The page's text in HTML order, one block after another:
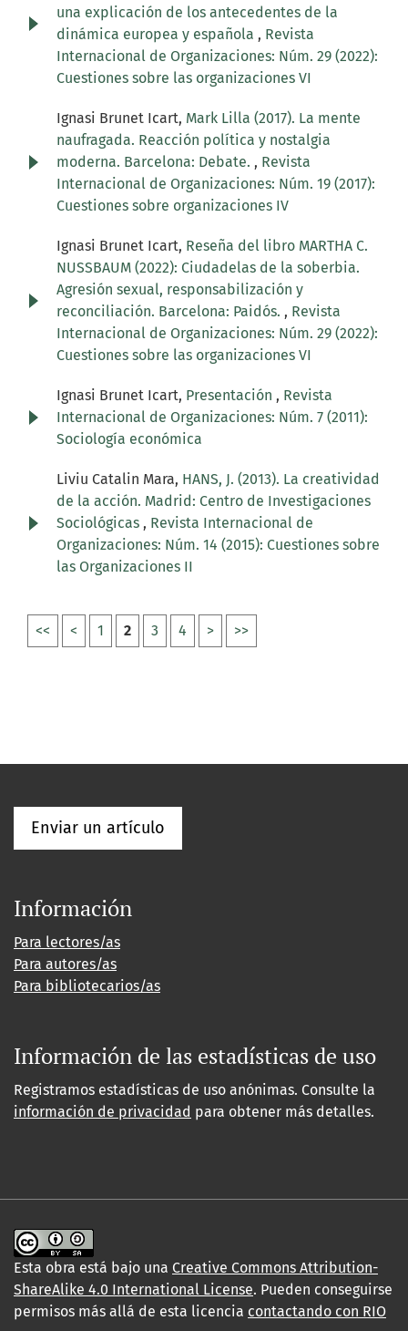
una explicación de los antecedentes de la
dinámica europea y española , Revista
Internacional de Organizaciones: Núm. 29 (2022):
Cuestiones sobre las organizaciones VI
Ignasi Brunet Icart, Mark Lilla (2017). La mente
naufragada. Reacción política y nostalgia
moderna. Barcelona: Debate. , Revista
Internacional de Organizaciones: Núm. 19 (2017):
Cuestiones sobre organizaciones IV
Ignasi Brunet Icart, Reseña del libro MARTHA C.
NUSSBAUM (2022): Ciudadelas de la soberbia.
Agresión sexual, responsabilización y
reconciliación. Barcelona: Paidós. , Revista
Internacional de Organizaciones: Núm. 29 (2022):
Cuestiones sobre las organizaciones VI
Ignasi Brunet Icart, Presentación , Revista
Internacional de Organizaciones: Núm. 7 (2011):
Sociología económica
Liviu Catalin Mara, HANS, J. (2013). La creatividad
de la acción. Madrid: Centro de Investigaciones
Sociológicas , Revista Internacional de
Organizaciones: Núm. 14 (2015): Cuestiones sobre
las Organizaciones II
<< < 1 2 3 4 > >>
Enviar un artículo
Información
Para lectores/as
Para autores/as
Para bibliotecarios/as
Información de las estadísticas de uso
Registramos estadísticas de uso anónimas. Consulte la
información de privacidad para obtener más detalles.
Esta obra está bajo una Creative Commons Attribution-
ShareAlike 4.0 International License. Pueden conseguirse
permisos más allá de esta licencia contactando con RIO